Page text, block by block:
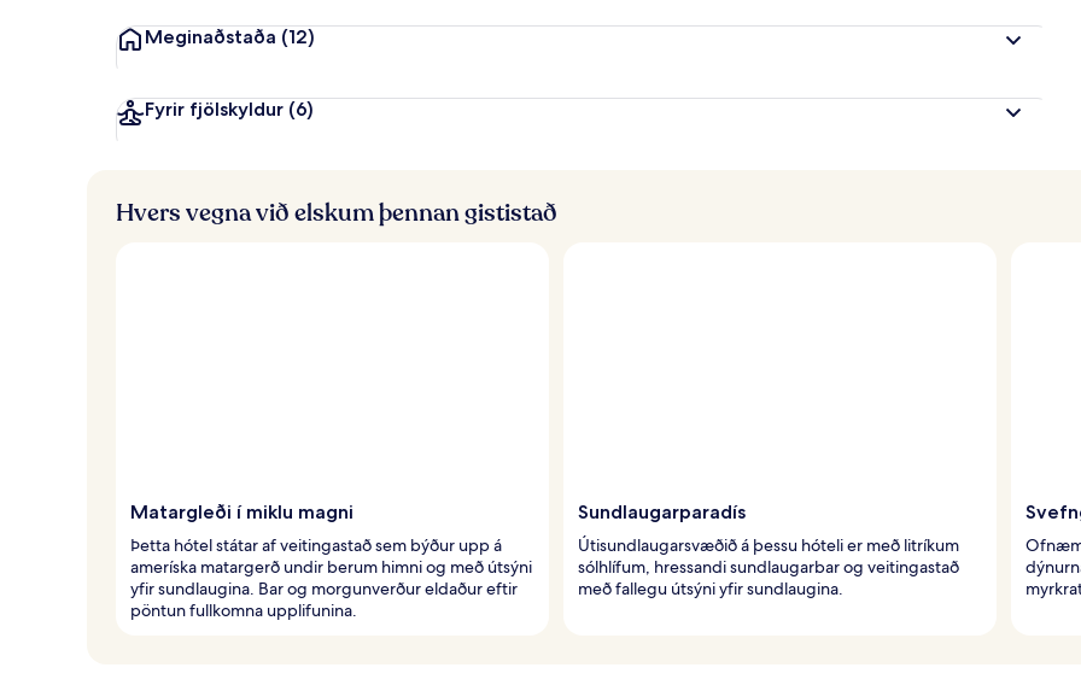
Meginaðstaða (12)
Fyrir fjölskyldur (6)
Hvers vegna við elskum þennan gististað
Matargleði í miklu magni
Þetta hótel státar af veitingastað sem býður upp á
ameríska matargerð undir berum himni og með útsýni
yfir sundlaugina. Bar og morgunverður eldaður eftir
pöntun fullkomna upplifunina.
Sundlaugarparadís
Útisundlaugarsvæðið á þessu hóteli er með litríkum
sólhlífum, hressandi sundlaugarbar og veitingastað
með fallegu útsýni yfir sundlaugina.